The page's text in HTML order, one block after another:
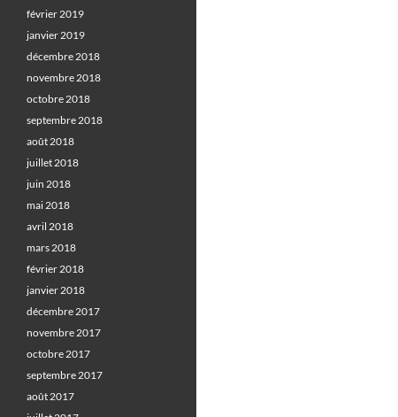
février 2019
janvier 2019
décembre 2018
novembre 2018
octobre 2018
septembre 2018
août 2018
juillet 2018
juin 2018
mai 2018
avril 2018
mars 2018
février 2018
janvier 2018
décembre 2017
novembre 2017
octobre 2017
septembre 2017
août 2017